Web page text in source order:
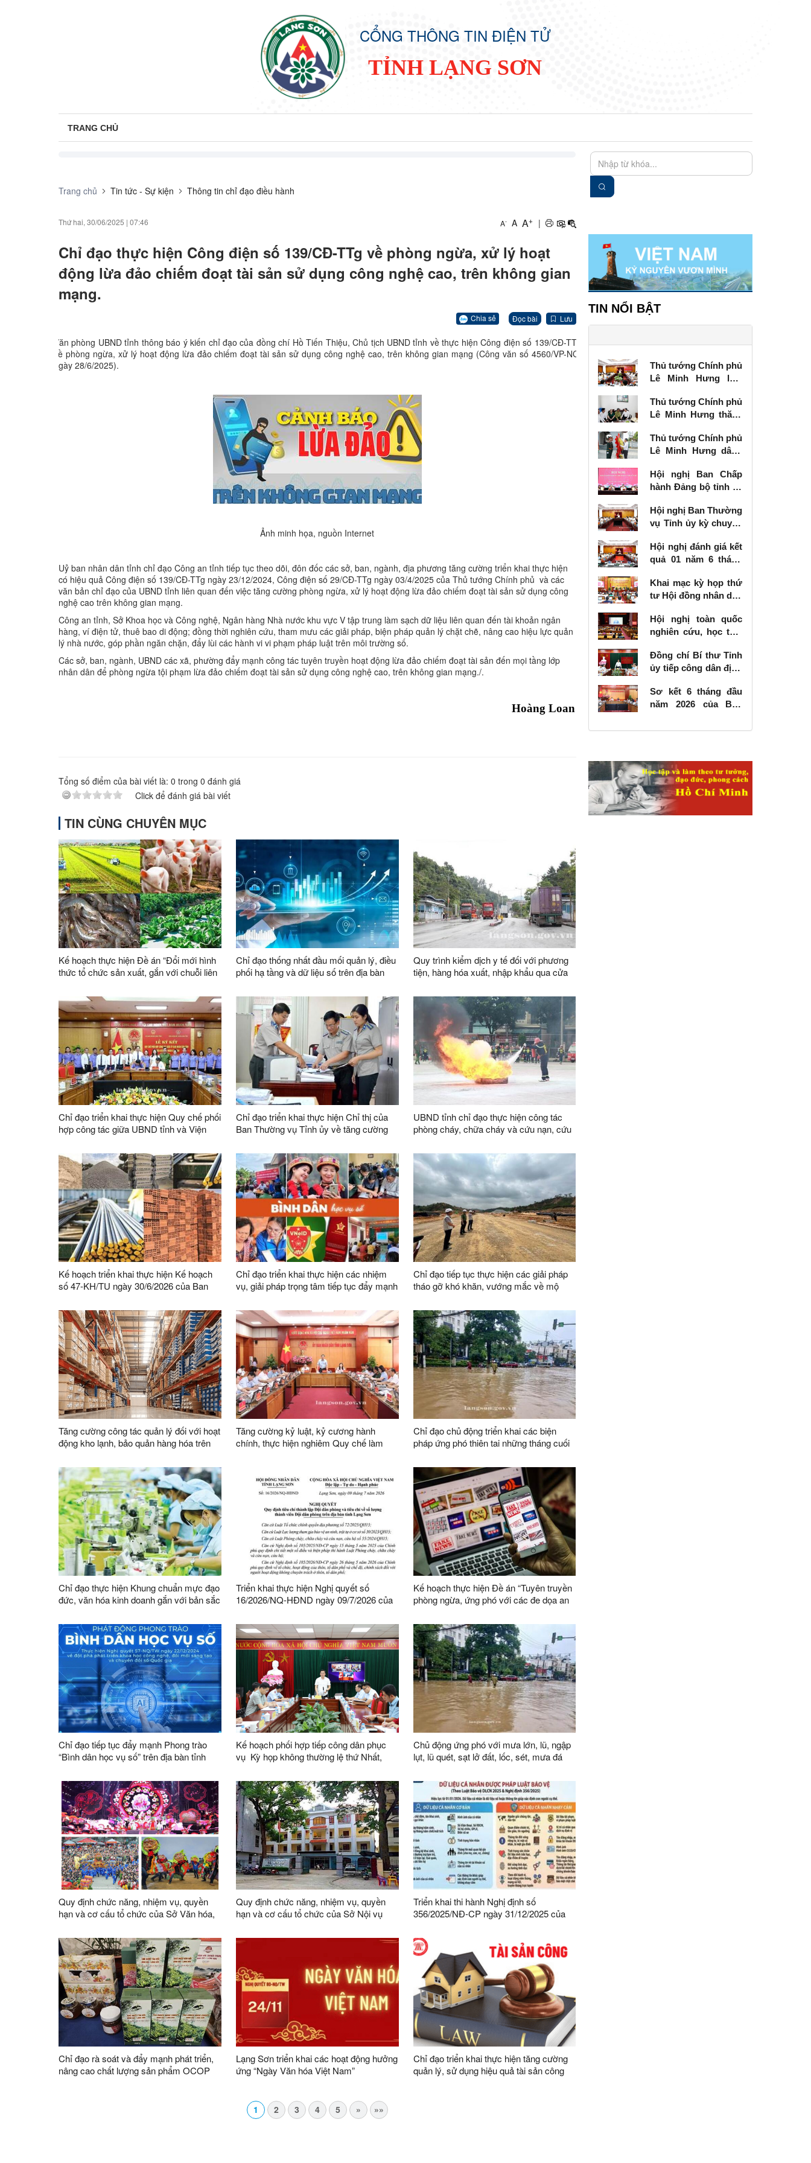
CỔNG THÔNG TIN ĐIỆN TỬ
TỈNH LẠNG SƠN
TRANG CHỦ
Trang chủ Tin tức - Sự kiện Thông tin chỉ đạo điều hành
Thứ hai, 30/06/2025 | 07:46 A- A A+ |
Chỉ đạo thực hiện Công điện số 139/CĐ-TTg về phòng ngừa, xử lý hoạt
động lừa đảo chiếm đoạt tài sản sử dụng công nghệ cao, trên không gian
mạng.
Chia sẻ Đọc bài Lưu
Văn phòng UBND tỉnh thông báo ý kiến chỉ đạo của đồng chí Hồ Tiến Thiệu, Chủ tịch UBND tỉnh về thực hiện Công điện số 139/CĐ-TTg
về phòng ngừa, xử lý hoạt động lừa đảo chiếm đoạt tài sản sử dụng công nghệ cao, trên không gian mạng (Công văn số 4560/VP-NC,
ngày 28/6/2025).
Ảnh minh họa, nguồn Internet
Uỷ ban nhân dân tỉnh chỉ đạo Công an tỉnh tiếp tục theo dõi, đôn đốc các sở, ban, ngành, địa phương tăng cường triển khai thực hiện
có hiệu quả Công điện số 139/CĐ-TTg ngày 23/12/2024, Công điện số 29/CĐ-TTg ngày 03/4/2025 của Thủ tướng Chính phủ và các
văn bản chỉ đạo của UBND tỉnh liên quan đến việc tăng cường phòng ngừa, xử lý hoạt động lừa đảo chiếm đoạt tài sản sử dụng công
nghệ cao trên không gian mạng.
Công an tỉnh, Sở Khoa học và Công nghệ, Ngân hàng Nhà nước khu vực V tập trung làm sạch dữ liệu liên quan đến tài khoản ngân
hàng, ví điện tử, thuê bao di động; đồng thời nghiên cứu, tham mưu các giải pháp, biện pháp quản lý chặt chẽ, nâng cao hiệu lực quản
lý nhà nước, góp phần ngăn chặn, đẩy lùi các hành vi vi phạm pháp luật trên môi trường số.
Các sở, ban, ngành, UBND các xã, phường đẩy mạnh công tác tuyên truyền hoạt động lừa đảo chiếm đoạt tài sản đến mọi tầng lớp
nhân dân để phòng ngừa tội phạm lừa đảo chiếm đoạt tài sản sử dụng công nghệ cao, trên không gian mạng./.
Hoàng Loan
Tổng số điểm của bài viết là: 0 trong 0 đánh giá
Click để đánh giá bài viết
TIN CÙNG CHUYÊN MỤC
Kế hoạch thực hiện Đề án “Đổi mới hình
thức tổ chức sản xuất, gắn với chuỗi liên
dựng thương hiệu trong lĩnh vực nông
lâm nghiệp giai đoạn 2026 - 2030”
Chỉ đạo thống nhất đầu mối quản lý, điều
phối hạ tầng và dữ liệu số trên địa bàn
Quy trình kiểm dịch y tế đối với phương
tiện, hàng hóa xuất, nhập khẩu qua cửa
vận chuyển hàng hoá khu vực mốc
1119-1120 và đường chuyên dụng vận
chuyển hàng hoá khu vực mốc 1088/2-
1089 thuộc cặp cửa khẩu quốc tế Hữu
Nghị (Việt Nam) - Hữu Nghị Quan (Trung
Quốc)
Chỉ đạo triển khai thực hiện Quy chế phối
hợp công tác giữa UBND tỉnh và Viện
Chỉ đạo triển khai thực hiện Chỉ thị của
Ban Thường vụ Tỉnh ủy về tăng cường
hành án dân sự, thi hành án hành chính
trên địa bàn tỉnh
UBND tỉnh chỉ đạo thực hiện công tác
phòng cháy, chữa cháy và cứu nạn, cứu
Kế hoạch triển khai thực hiện Kế hoạch
số 47-KH/TU ngày 30/6/2026 của Ban
03-CT/TW ngày 03/02/2026 của Ban Bí
thư về tăng cường sự lãnh đạo của Đảng
đối với công tác quản lý, phát triển vật
liệu xây dựng trong giai đoạn mới
Chỉ đạo triển khai thực hiện các nhiệm
vụ, giải pháp trọng tâm tiếp tục đẩy mạnh
bàn tỉnh
Chỉ đạo tiếp tục thực hiện các giải pháp
tháo gỡ khó khăn, vướng mắc về mộ
dự án trên địa bàn tỉnh
Tăng cường công tác quản lý đối với hoạt
động kho lạnh, bảo quản hàng hóa trên
Tăng cường kỷ luật, kỷ cương hành
chính, thực hiện nghiêm Quy chế làm
Chỉ đạo chủ động triển khai các biện
pháp ứng phó thiên tai những tháng cuối
Chỉ đạo thực hiện Khung chuẩn mực đạo
đức, văn hóa kinh doanh gắn với bản sắc
hóa kinh doanh thế giới
Triển khai thực hiện Nghị quyết số
16/2026/NQ-HĐND ngày 09/7/2026 của
Đội dân phòng và tiêu chí về số lượng
thành viên Đội dân phòng trên địa bàn
tỉnh
Kế hoạch thực hiện Đề án “Tuyên truyền
phòng ngừa, ứng phó với các đe dọa an
nhìn đến năm 2045”
Chỉ đạo tiếp tục đẩy mạnh Phong trào
“Bình dân học vụ số” trên địa bàn tỉnh
Kế hoạch phối hợp tiếp công dân phục
vụ Kỳ họp không thường lệ thứ Nhất,
Chủ động ứng phó với mưa lớn, lũ, ngập
lụt, lũ quét, sạt lở đất, lốc, sét, mưa đá
Quy định chức năng, nhiệm vụ, quyền
hạn và cơ cấu tổ chức của Sở Văn hóa,
Quy định chức năng, nhiệm vụ, quyền
hạn và cơ cấu tổ chức của Sở Nội vụ
Triển khai thi hành Nghị định số
356/2025/NĐ-CP ngày 31/12/2025 của
và biện pháp thi hành Luật Bảo vệ dữ liệu
cá nhân trên địa bàn tỉnh Lạng Sơn
Chỉ đạo rà soát và đẩy mạnh phát triển,
nâng cao chất lượng sản phẩm OCOP
Lạng Sơn triển khai các hoạt động hưởng
ứng “Ngày Văn hóa Việt Nam”
Chỉ đạo triển khai thực hiện tăng cường
quản lý, sử dụng hiệu quả tài sản công
1 2 3 4 5 » »»
TIN NỔI BẬT
Thủ tướng Chính phủ
Lê Minh Hưng làm
vụ Tỉnh ủy Lạng Sơn
Thủ tướng Chính phủ
Lê Minh Hưng thăm,
binh tại Lạng Sơn
Thủ tướng Chính phủ
Lê Minh Hưng dâng
các Anh hùng liệt sĩ
tại Lạng Sơn
Hội nghị Ban Chấp
hành Đảng bộ tỉnh kỳ
Hội nghị Ban Thường
vụ Tỉnh ủy kỳ chuyên
Hội nghị đánh giá kết
quả 01 năm 6 tháng
số 57-NQ/TW
Khai mạc kỳ họp thứ
tư Hội đồng nhân dân
kỳ 2026 - 2031
Hội nghị toàn quốc
nghiên cứu, học tập,
khai thực hiện Nghị
quyết số 10-NQ/TW
phát triển kinh tế có
vốn đầu tư nước
Đồng chí Bí thư Tỉnh
ủy tiếp công dân định
Sơ kết 6 tháng đầu
năm 2026 của Ban
các công trình, dự án
giao thông vận tải